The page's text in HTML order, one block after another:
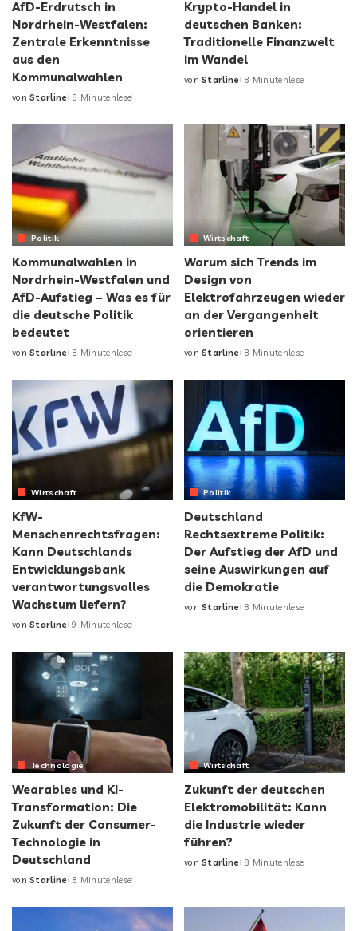
AfD-Erdrutsch in
Nordrhein-Westfalen:
Zentrale Erkenntnisse
aus den
Kommunalwahlen
von Starline 8 Minutenlese
Krypto-Handel in
deutschen Banken:
Traditionelle Finanzwelt
im Wandel
von Starline 8 Minutenlese
Politik
Kommunalwahlen in
Nordrhein-Westfalen und
AfD-Aufstieg – Was es für
die deutsche Politik
bedeutet
von Starline 8 Minutenlese
Wirtschaft
Warum sich Trends im
Design von
Elektrofahrzeugen wieder
an der Vergangenheit
orientieren
von Starline 8 Minutenlese
Wirtschaft
KfW-
Menschenrechtsfragen:
Kann Deutschlands
Entwicklungsbank
verantwortungsvolles
Wachstum liefern?
von Starline 9 Minutenlese
Politik
Deutschland
Rechtsextreme Politik:
Der Aufstieg der AfD und
seine Auswirkungen auf
die Demokratie
von Starline 8 Minutenlese
Technologie
Wearables und KI-
Transformation: Die
Zukunft der Consumer-
Technologie in
Deutschland
von Starline 8 Minutenlese
Wirtschaft
Zukunft der deutschen
Elektromobilität: Kann
die Industrie wieder
führen?
von Starline 8 Minutenlese